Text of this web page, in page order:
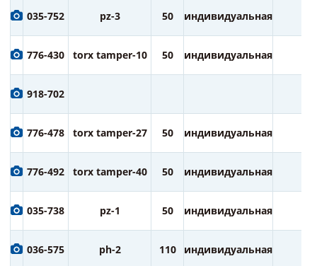
035-752 pz-3 50 индивидуальная
776-430 torx tamper-10 50 индивидуальная
918-702
776-478 torx tamper-27 50 индивидуальная
776-492 torx tamper-40 50 индивидуальная
035-738 pz-1 50 индивидуальная
036-575 ph-2 110 индивидуальная